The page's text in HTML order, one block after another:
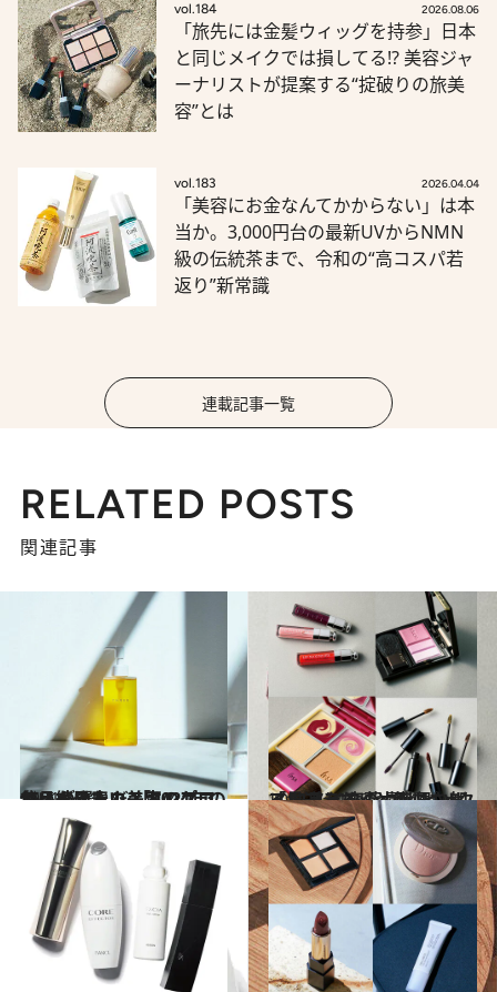
vol.184 2026.08.06
「旅先には金髪ウィッグを持参」日本
と同じメイクでは損してる!? 美容ジャ
ーナリストが提案する“掟破りの旅美
容”とは
vol.183 2026.04.04
「美容にお金なんてかからない」は本
当か。3,000円台の最新UVからNMN
級の伝統茶まで、令和の“高コスパ若
返り”新常識
連載記事一覧
RELATED POSTS
関連記事
2021.12.12
使い続けたいスキンケア名品を発表！美容のプロ15人が選んだ 「2021年のマイベストコスメ」
ビューティ＆ヘルス 2021.9.21
「見違えた」と感じさせる！ メイクの力を思い知る12品を 齋藤 薫がピックアップ
ビューティ＆ヘルス